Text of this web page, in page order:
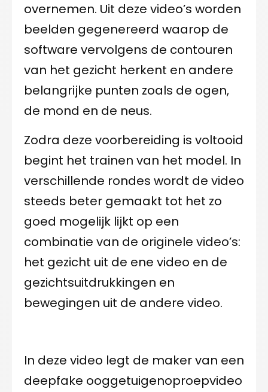
overnemen. Uit deze video’s worden
beelden gegenereerd waarop de
software vervolgens de contouren
van het gezicht herkent en andere
belangrijke punten zoals de ogen,
de mond en de neus.
Zodra deze voorbereiding is voltooid
begint het trainen van het model. In
verschillende rondes wordt de video
steeds beter gemaakt tot het zo
goed mogelijk lijkt op een
combinatie van de originele video’s:
het gezicht uit de ene video en de
gezichtsuitdrukkingen en
bewegingen uit de andere video.
In deze video legt de maker van een
deepfake ooggetuigenoproepvideo